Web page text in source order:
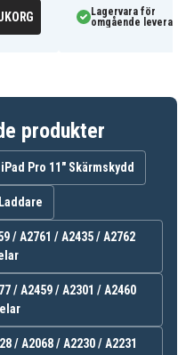
Lagervara för
omgående leverans
produkter
iPad Pro 11" Skärmskydd
/ A2761 / A2435 / A2762
/ A2459 / A2301 / A2460
/ A2068 / A2230 / A2231